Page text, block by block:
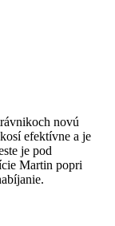
novú
efektívne a je
je pod
Martin popri